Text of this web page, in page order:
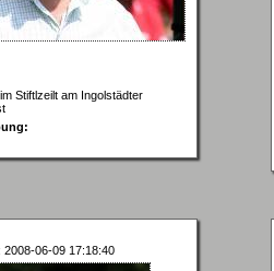
Stiftlzeilt am Ingolstädter
2008-06-09 17:18:40